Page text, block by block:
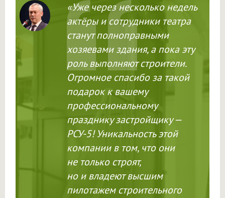
«Уже через несколько недель
актёры и сотрудники театра
станут полноправными
хозяевами здания, а пока эту
роль выполняют строители.
Огромное спасибо за такой
подарок к вашему
профессиональному
празднику застройщику —
РСУ-5! Уникальность этой
компании в том, что они
не только строят,
но и владеют высшим
пилотажем строительного